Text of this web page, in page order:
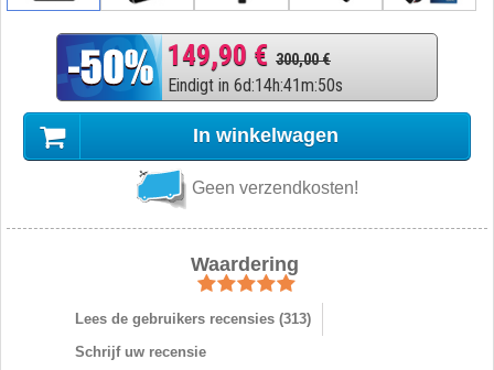
149,90 € 300,00 €
Eindigt in 6d:14h:41m:50s
In winkelwagen
Geen verzendkosten!
Waardering
Lees de gebruikers recensies (313)
Schrijf uw recensie